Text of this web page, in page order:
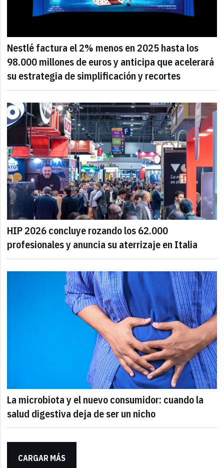
Nestlé factura el 2% menos en 2025 hasta los
98.000 millones de euros y anticipa que acelerará
su estrategia de simplificación y recortes
HIP 2026 concluye rozando los 62.000
profesionales y anuncia su aterrizaje en Italia
La microbiota y el nuevo consumidor: cuando la
salud digestiva deja de ser un nicho
CARGAR MÁS